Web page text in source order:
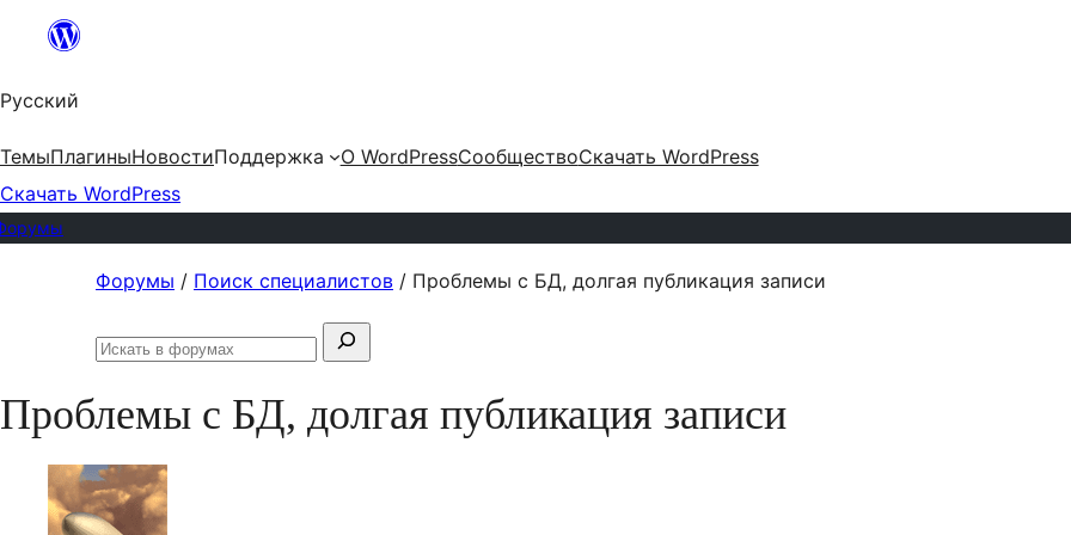
Перейти
содержимому
Русский
ТемыПлагиныНовостиПоддержка О WordPressСообществоСкачать WordPress
Скачать WordPress
содержимому
Форумы / Поиск специалистов / Проблемы с БД, долгая публикация записи
Поиск:
Искать
Проблемы с БД, долгая публикация записи